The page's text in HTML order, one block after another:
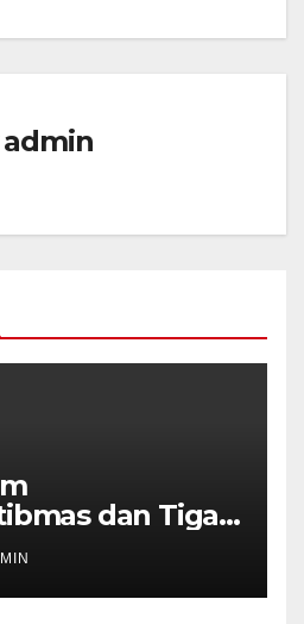
admin
dan Tiga
Ungaran
Warga
Ronda